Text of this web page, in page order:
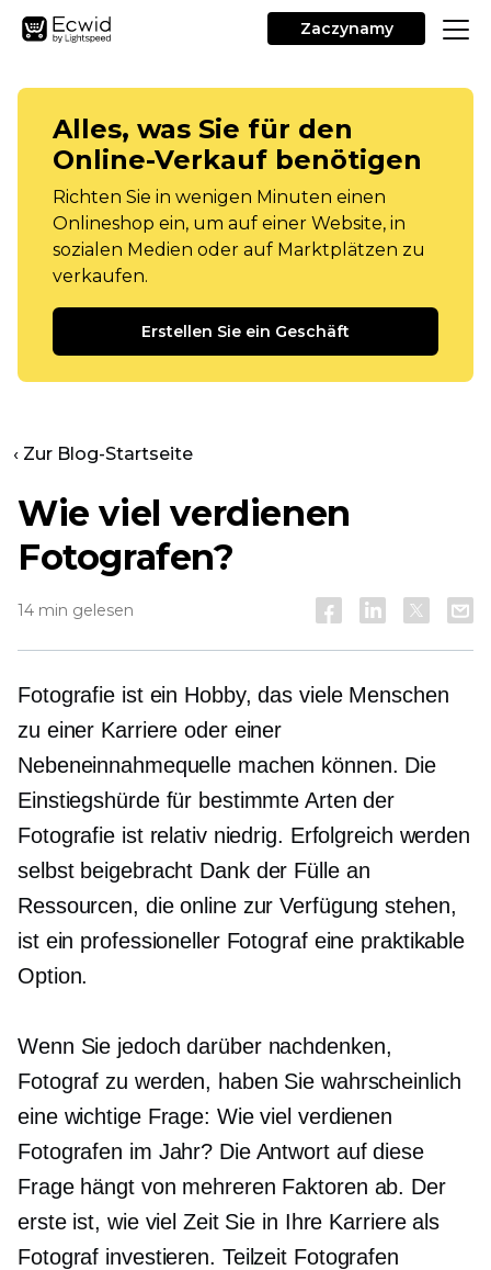
Zaczynamy
Alles, was Sie für den
Online-Verkauf benötigen
Richten Sie in wenigen Minuten einen
Onlineshop ein, um auf einer Website, in
sozialen Medien oder auf Marktplätzen zu
verkaufen.
Erstellen Sie ein Geschäft
‹ Zur Blog-Startseite
Wie viel verdienen
Fotografen?
14 min gelesen
Fotografie ist ein Hobby, das viele Menschen
zu einer Karriere oder einer
Nebeneinnahmequelle machen können. Die
Einstiegshürde für bestimmte Arten der
Fotografie ist relativ niedrig. Erfolgreich werden
selbst beigebracht Dank der Fülle an
Ressourcen, die online zur Verfügung stehen,
ist ein professioneller Fotograf eine praktikable
Option.
Wenn Sie jedoch darüber nachdenken,
Fotograf zu werden, haben Sie wahrscheinlich
eine wichtige Frage: Wie viel verdienen
Fotografen im Jahr? Die Antwort auf diese
Frage hängt von mehreren Faktoren ab. Der
erste ist, wie viel Zeit Sie in Ihre Karriere als
Fotograf investieren. Teilzeit Fotografen